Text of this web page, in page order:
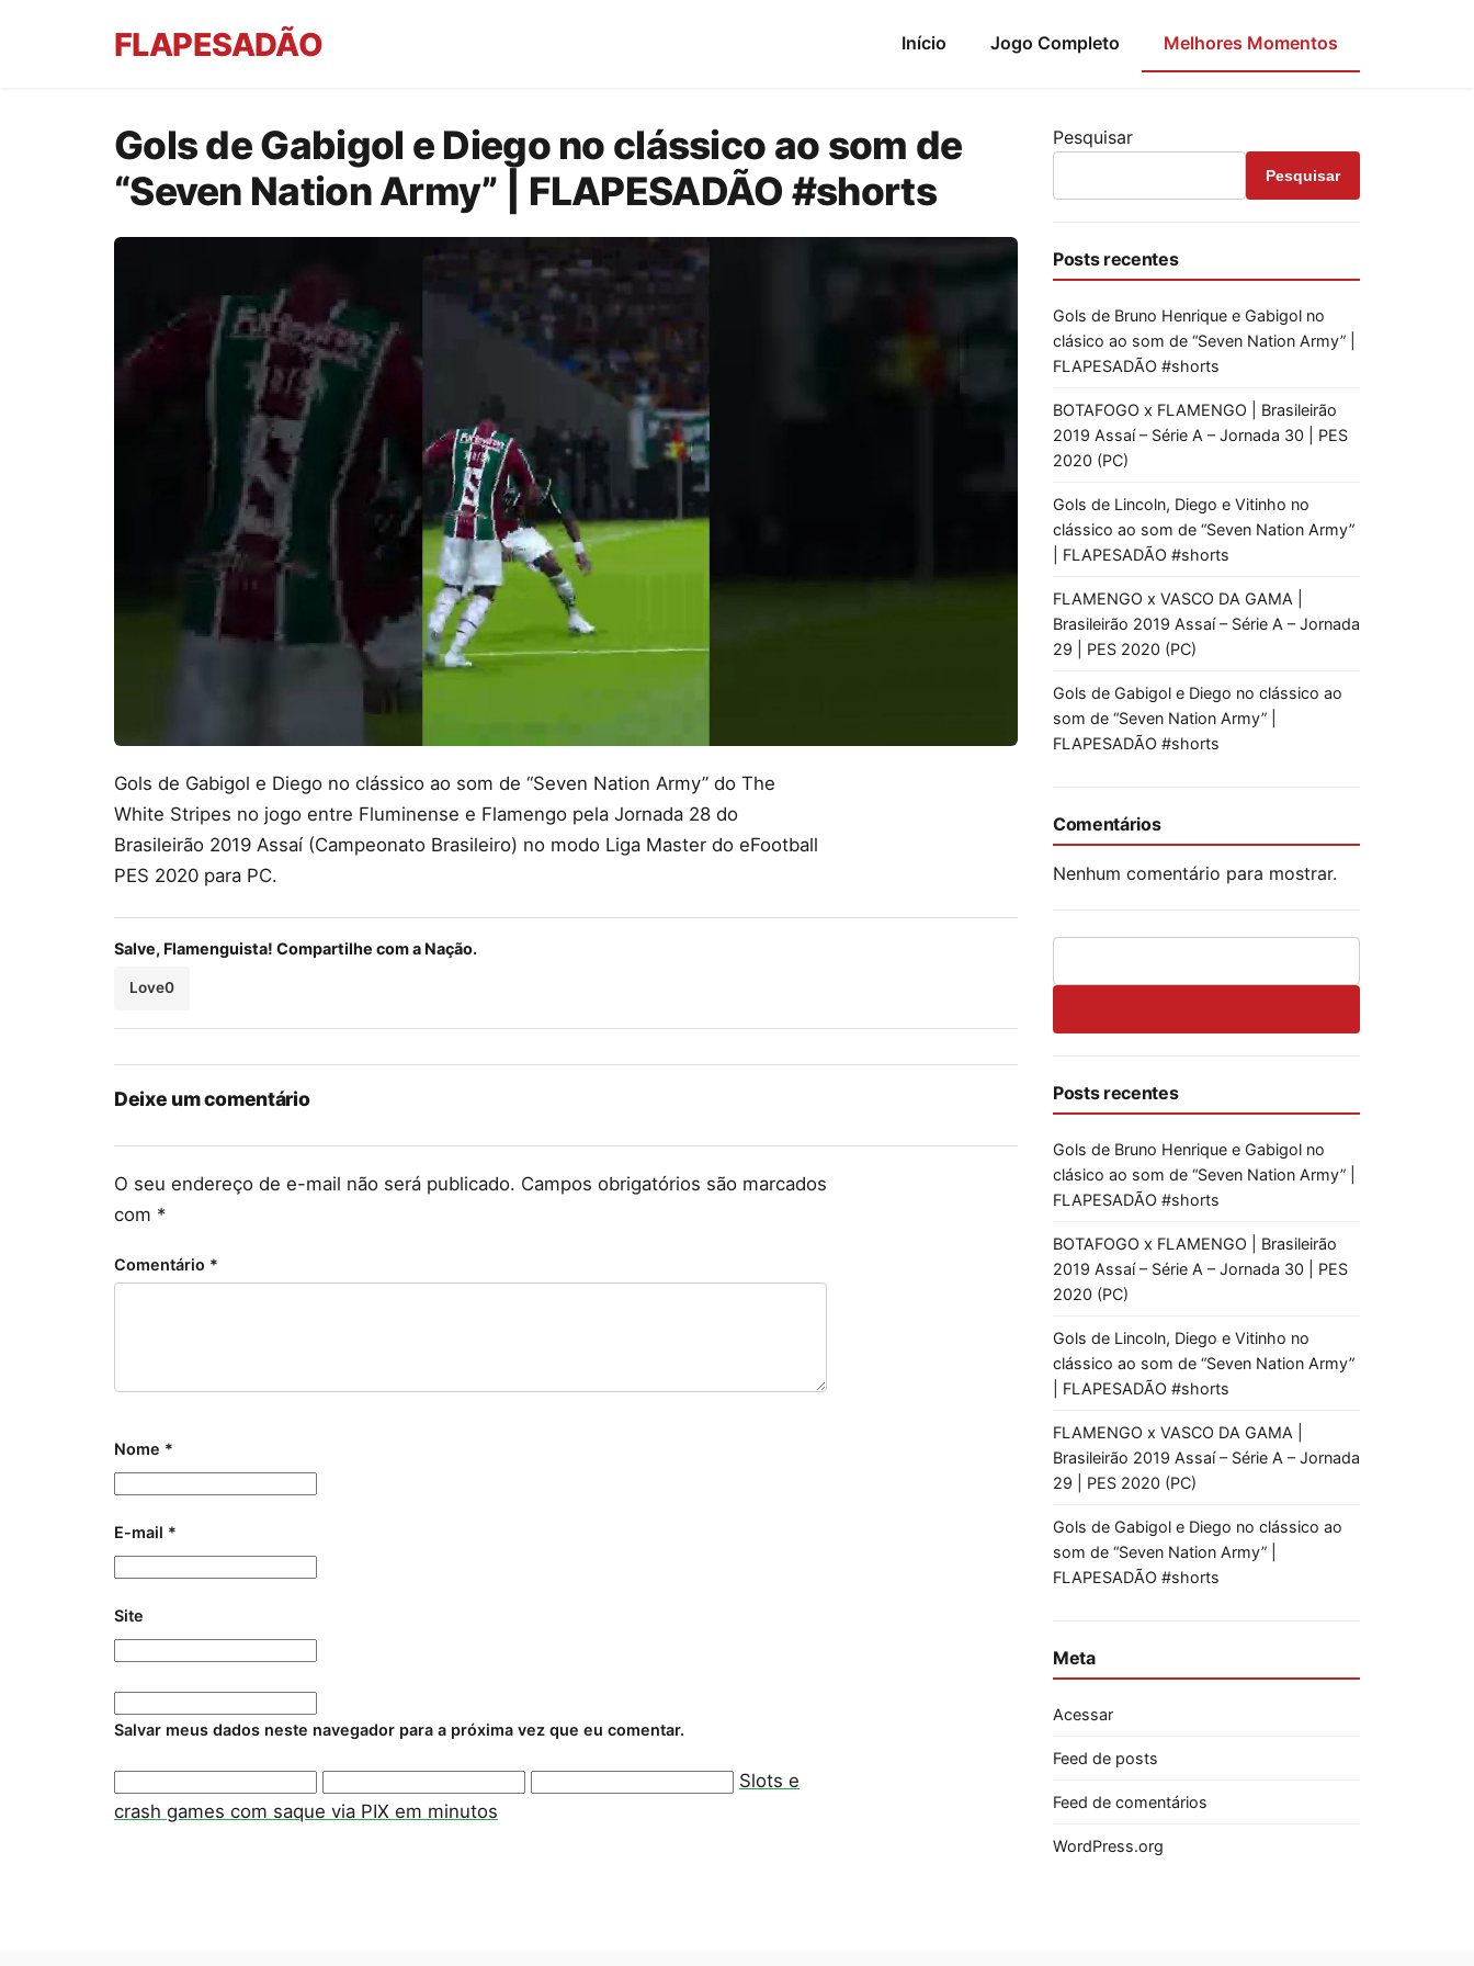
FLAPESADÃO Início Jogo Completo Melhores Momentos
Gols de Gabigol e Diego no clássico ao som de
“Seven Nation Army” | FLAPESADÃO #shorts
Gols de Gabigol e Diego no clássico ao som de “Seven Nation Army” do The
White Stripes no jogo entre Fluminense e Flamengo pela Jornada 28 do
Brasileirão 2019 Assaí (Campeonato Brasileiro) no modo Liga Master do eFootball
PES 2020 para PC.
Salve, Flamenguista! Compartilhe com a Nação.
Love0
Deixe um comentário
O seu endereço de e-mail não será publicado. Campos obrigatórios são marcados
com *
Comentário *
Nome *
E-mail *
Site
Salvar meus dados neste navegador para a próxima vez que eu comentar.
Slots e
crash games com saque via PIX em minutos
Pesquisar
Pesquisar
Posts recentes
Gols de Bruno Henrique e Gabigol no
clásico ao som de “Seven Nation Army” |
FLAPESADÃO #shorts
BOTAFOGO x FLAMENGO | Brasileirão
2019 Assaí – Série A – Jornada 30 | PES
2020 (PC)
Gols de Lincoln, Diego e Vitinho no
clássico ao som de “Seven Nation Army”
| FLAPESADÃO #shorts
FLAMENGO x VASCO DA GAMA |
Brasileirão 2019 Assaí – Série A – Jornada
29 | PES 2020 (PC)
Gols de Gabigol e Diego no clássico ao
som de “Seven Nation Army” |
FLAPESADÃO #shorts
Comentários
Nenhum comentário para mostrar.
Posts recentes
Gols de Bruno Henrique e Gabigol no
clásico ao som de “Seven Nation Army” |
FLAPESADÃO #shorts
BOTAFOGO x FLAMENGO | Brasileirão
2019 Assaí – Série A – Jornada 30 | PES
2020 (PC)
Gols de Lincoln, Diego e Vitinho no
clássico ao som de “Seven Nation Army”
| FLAPESADÃO #shorts
FLAMENGO x VASCO DA GAMA |
Brasileirão 2019 Assaí – Série A – Jornada
29 | PES 2020 (PC)
Gols de Gabigol e Diego no clássico ao
som de “Seven Nation Army” |
FLAPESADÃO #shorts
Meta
Acessar
Feed de posts
Feed de comentários
WordPress.org